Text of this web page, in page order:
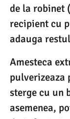
de la robinet
recipient cu
adauga
Amesteca
pulverizeaza
sterge cu un
asemenea,